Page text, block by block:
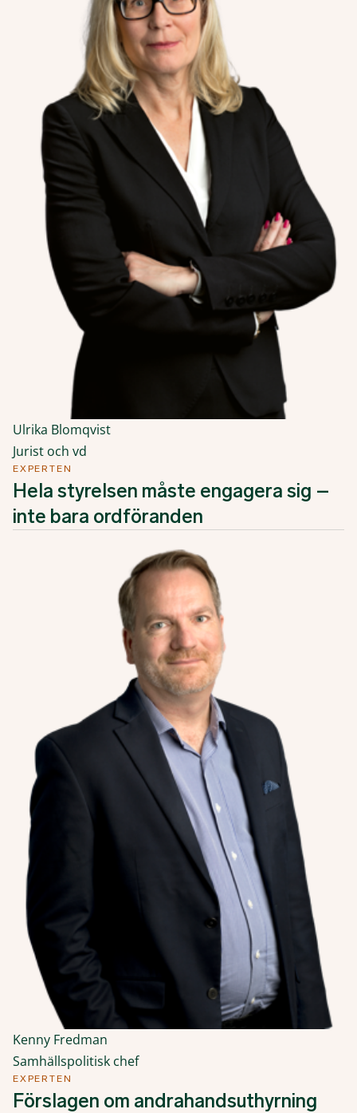
Ulrika Blomqvist
Jurist och vd
EXPERTEN
Hela styrelsen måste engagera sig –
inte bara ordföranden
Kenny Fredman
Samhällspolitisk chef
EXPERTEN
Förslagen om andrahandsuthyrning